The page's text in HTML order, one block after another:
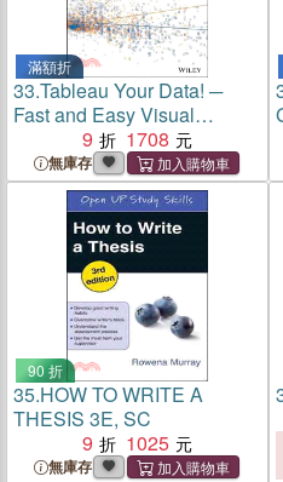
滿額折
33.Tableau Your Data! ─
Fast and Easy Visual
Analysis With Tableau
Software
9 1708
無庫存
90 折
35.HOW TO WRITE A
THESIS 3E, SC
9
1025
無庫存